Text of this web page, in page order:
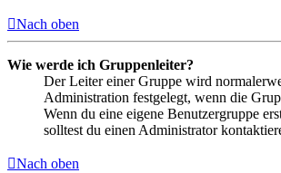
Nach oben
Wie werde ich Gruppenleiter?
Der Leiter einer Gruppe wird
Administration festgelegt, wenn die
Wenn du eine eigene Benutzergruppe
solltest du einen Administrator
Nach oben